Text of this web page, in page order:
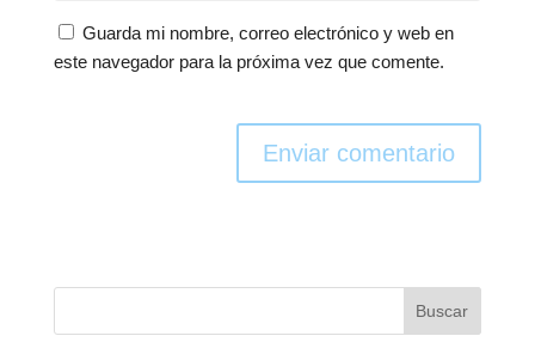
Guarda mi nombre, correo electrónico y web en
este navegador para la próxima vez que comente.
Enviar comentario